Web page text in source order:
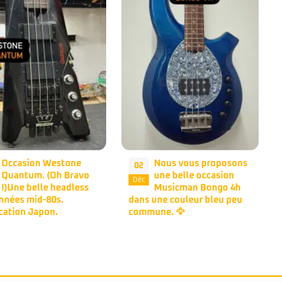
Nous vous proposons
une belle occasion
Musicman Bongo 4h
couleur bleu peu
🦅
28
Nov
Occasion – MusicMan
Bongo 5 HH Stealth
Black ‍